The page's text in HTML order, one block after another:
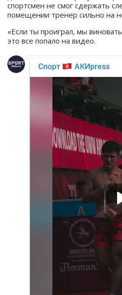
спортсмен не смог сдержать
помещении тренер сильно на
«Если ты проиграл, мы
это все попало на видео.